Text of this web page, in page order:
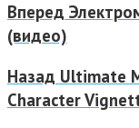
Вперед
(видео)
Назад Ultimate
Character